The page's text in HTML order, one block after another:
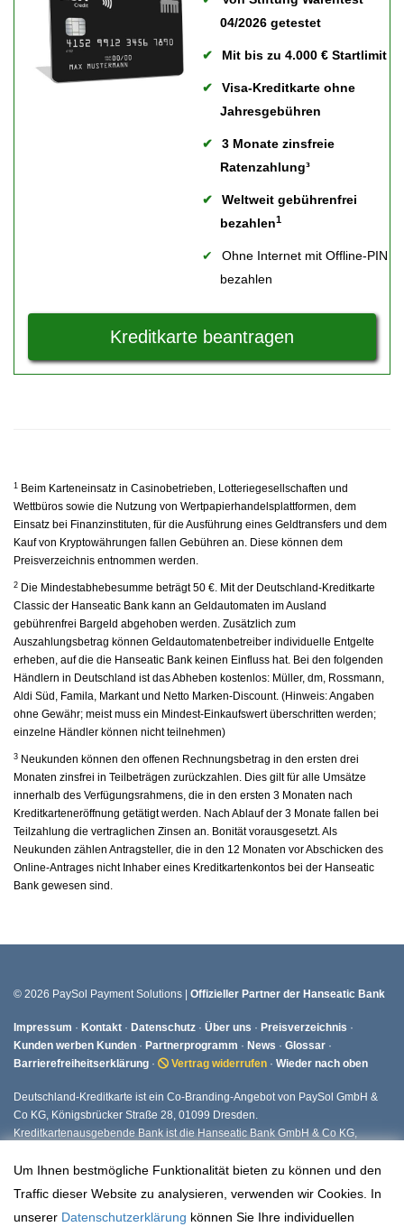
Um Ihnen bestmögliche Funktionalität bieten zu können und den
Traffic dieser Website zu analysieren, verwenden wir Cookies. In
unserer Datenschutzerklärung können Sie Ihre individuellen
04/2026 getestet
Mit bis zu 4.000 € Startlimit
Visa-Kreditkarte ohne
Jahresgebühren
3 Monate zinsfreie
Ratenzahlung³
Weltweit gebührenfrei
bezahlen1
Ohne Internet mit Offline-PIN
bezahlen
Kreditkarte beantragen
1
Beim Karteneinsatz in Casinobetrieben, Lotteriegesellschaften und
Wettbüros sowie die Nutzung von Wertpapierhandelsplattformen, dem
Einsatz bei Finanzinstituten, für die Ausführung eines Geldtransfers und dem
Kauf von Kryptowährungen fallen Gebühren an. Diese können dem
Preisverzeichnis entnommen werden.
2 Die Mindestabhebesumme beträgt 50 €. Mit der Deutschland-Kreditkarte
Classic der Hanseatic Bank kann an Geldautomaten im Ausland
gebührenfrei Bargeld abgehoben werden. Zusätzlich zum
Auszahlungsbetrag können Geldautomatenbetreiber individuelle Entgelte
erheben, auf die die Hanseatic Bank keinen Einfluss hat. Bei den folgenden
Händlern in Deutschland ist das Abheben kostenlos: Müller, dm, Rossmann,
Aldi Süd, Famila, Markant und Netto Marken-Discount. (Hinweis: Angaben
ohne Gewähr; meist muss ein Mindest-Einkaufswert überschritten werden;
einzelne Händler können nicht teilnehmen)
3 Neukunden können den offenen Rechnungsbetrag in den ersten drei
Monaten zinsfrei in Teilbeträgen zurückzahlen. Dies gilt für alle Umsätze
innerhalb des Verfügungsrahmens, die in den ersten 3 Monaten nach
Kreditkarteneröffnung getätigt werden. Nach Ablauf der 3 Monate fallen bei
Teilzahlung die vertraglichen Zinsen an. Bonität vorausgesetzt. Als
Neukunden zählen Antragsteller, die in den 12 Monaten vor Abschicken des
Online-Antrages nicht Inhaber eines Kreditkartenkontos bei der Hanseatic
Bank gewesen sind.
© 2026 PaySol Payment Solutions | Offizieller Partner der Hanseatic Bank
Impressum · Kontakt · Datenschutz · Über uns · Preisverzeichnis ·
Kunden werben Kunden · Partnerprogramm · News · Glossar ·
Barrierefreiheitserklärung · Vertrag widerrufen · Wieder nach oben
Deutschland-Kreditkarte ist ein Co-Branding-Angebot von PaySol GmbH &
Co KG, Königsbrücker Straße 28, 01099 Dresden.
Kreditkartenausgebende Bank ist die Hanseatic Bank GmbH & Co KG,